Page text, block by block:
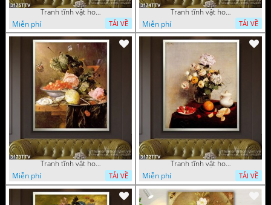
Tranh tĩnh vật hoa quả sơn dầu trang trí đẹp
Miễn phí
TẢI VỀ
Tranh tĩnh vật hoa quả sơn dầu nghệ thuật
Miễn phí
TẢI VỀ
Tranh tĩnh vật hoa quả sơn dầu độc đáo đẹp
Miễn phí
TẢI VỀ
Tranh tĩnh vật hoa quả sơn dầu trang trí phòng ngủ
Miễn phí
TẢI VỀ